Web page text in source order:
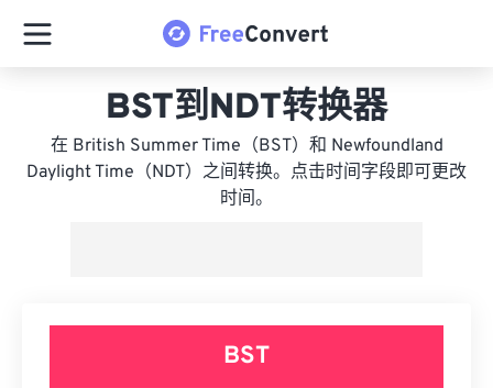
BST到NDT转换器
在 British Summer Time（BST）和 Newfoundland
Daylight Time（NDT）之间转换。点击时间字段即可更改
时间。
BST